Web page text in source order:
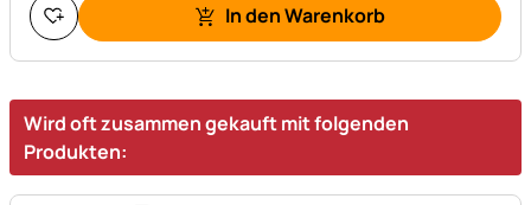
In den Warenkorb
Wird oft zusammen gekauft mit folgenden
Produkten: